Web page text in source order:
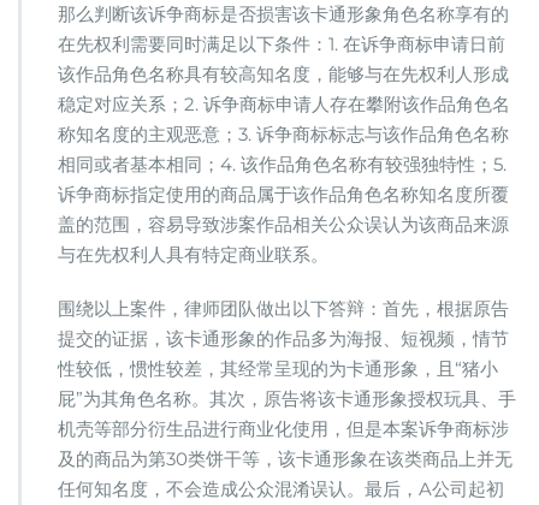
那么判断该诉争商标是否损害该卡通形象角色名称享有的
在先权利需要同时满足以下条件：1. 在诉争商标申请日前
该作品角色名称具有较高知名度，能够与在先权利人形成
稳定对应关系；2. 诉争商标申请人存在攀附该作品角色名
称知名度的主观恶意；3. 诉争商标标志与该作品角色名称
相同或者基本相同；4. 该作品角色名称有较强独特性；5.
诉争商标指定使用的商品属于该作品角色名称知名度所覆
盖的范围，容易导致涉案作品相关公众误认为该商品来源
与在先权利人具有特定商业联系。
围绕以上案件，律师团队做出以下答辩：首先，根据原告
提交的证据，该卡通形象的作品多为海报、短视频，情节
性较低，惯性较差，其经常呈现的为卡通形象，且“猪小
屁”为其角色名称。其次，原告将该卡通形象授权玩具、手
机壳等部分衍生品进行商业化使用，但是本案诉争商标涉
及的商品为第30类饼干等，该卡通形象在该类商品上并无
任何知名度，不会造成公众混淆误认。最后，A公司起初